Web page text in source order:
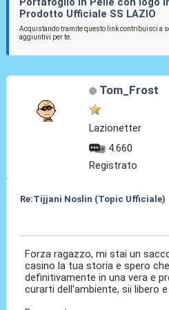
Prodotto Ufficiale SS LAZIO
Acquistando tramite questo link contribuisci a
aggiuntivi per te.
Tom_Frost
Lazionetter
4.660
Registrato
Re:Tijjani Noslin (Topic Ufficiale)
Forza ragazzo, mi stai un
casino la tua storia e spero
definitivamente in una vera e
curarti dell'ambiente, sii libero